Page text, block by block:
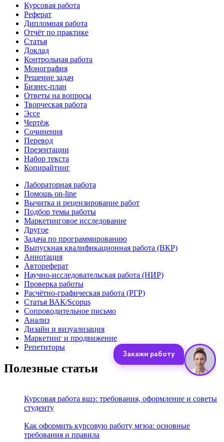
Курсовая работа
Реферат
Дипломная работа
Отчёт по практике
Статья
Доклад
Контрольная работа
Монография
Решение задач
Бизнес-план
Ответы на вопросы
Творческая работа
Эссе
Чертёж
Сочинения
Перевод
Презентации
Набор текста
Копирайтинг
Лабораторная работа
Помощь on-line
Вычитка и рецензирование работ
Подбор темы работы
Маркетинговое исследование
Другое
Задача по программированию
Выпускная квалификационная работа (ВКР)
Аннотация
Автореферат
Научно-исследовательская работа (НИР)
Проверка работы
Расчётно-графическая работа (РГР)
Статья ВАК/Scopus
Сопроводительное письмо
Анализ
Дизайн и визуализация
Маркетинг и продвижение
Репетиторы
Полезные статьи
Курсовая работа вшэ: требования, оформление и советы
студенту
Как оформить курсовую работу мгюа: основные
требования и правила